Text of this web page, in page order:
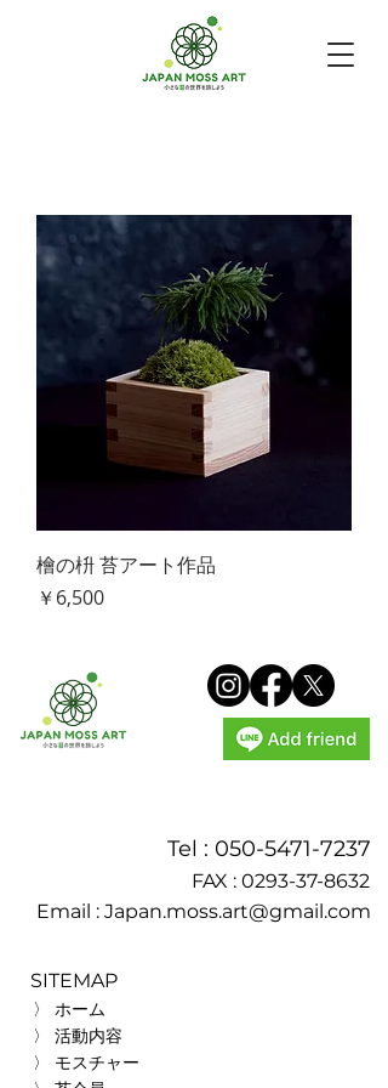
檜の枡 苔アート作品
価格
￥6,500
Tel : 050-5471-7237
FAX : 0293-37-8632
Email : Japan.moss.art@gmail.com
SITEMAP
〉 ホーム
〉 活動内容
〉 モスチャー